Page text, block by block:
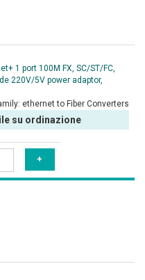
1 port 100M FX, SC/ST/FC,
220V/5V power adaptor,
ethernet to Fiber Converters
su ordinazione